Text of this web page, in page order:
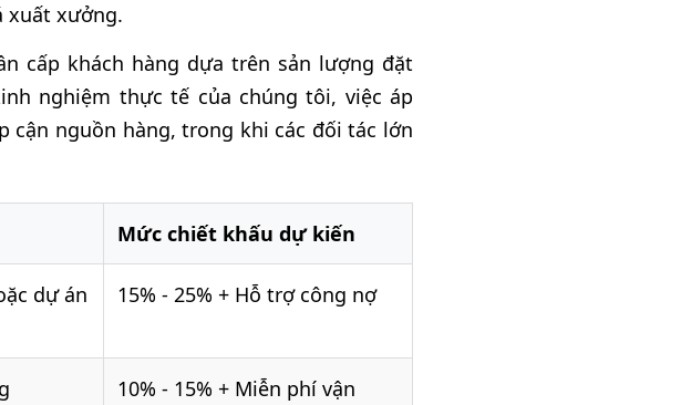
xuất xưởng.
cấp khách hàng dựa trên sản lượng đặt
nghiệm thực tế của chúng tôi, việc áp
cận nguồn hàng, trong khi các đối tác lớn
Mức chiết khấu dự kiến
dự án
15% - 25% + Hỗ trợ công nợ
10% - 15% + Miễn phí vận